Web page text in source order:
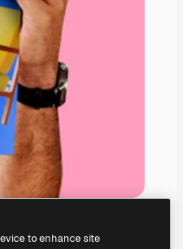
to enhance site